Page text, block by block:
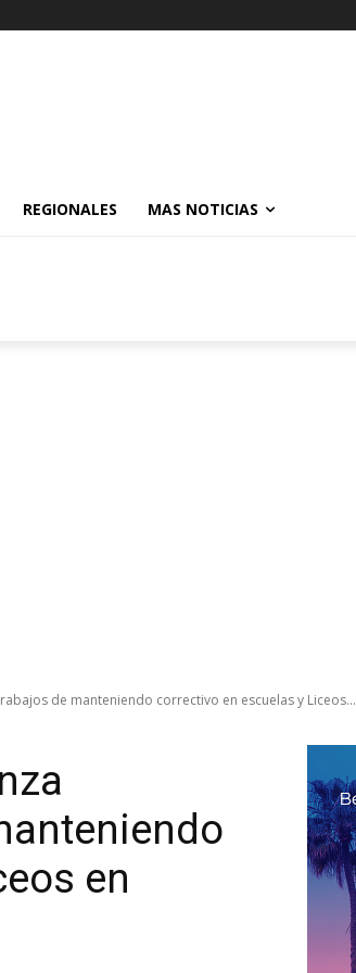
REGIONALES MAS NOTICIAS
de manteniendo correctivo en escuelas y Liceos...
en